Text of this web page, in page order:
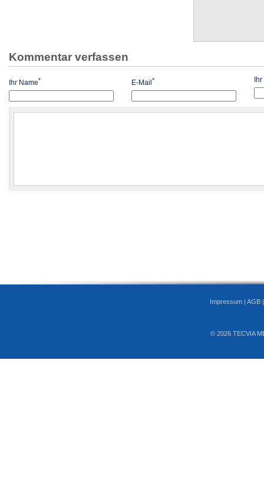
Kommentar verfassen
Ihr Name* E-Mail *
Impressum | AGB
© 2026 TECVIA